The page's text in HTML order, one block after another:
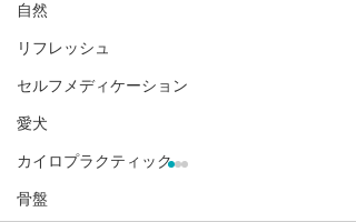
自然
リフレッシュ
セルフメディケーション
愛犬
カイロプラクティック
骨盤